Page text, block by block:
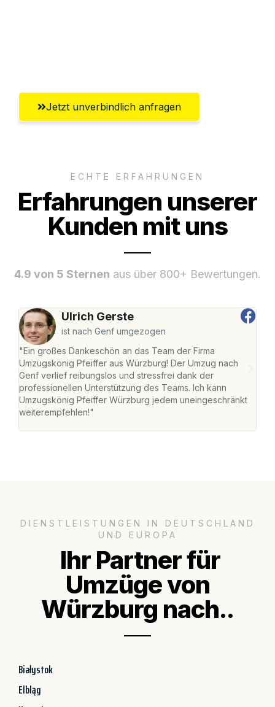
Jetzt unverbindlich anfragen
ECHTE ERFAHRUNGEN
Erfahrungen unserer
Kunden mit uns
4.9 von 5 Sternen aus über 800+ Bewertungen.
Ulrich Gerste
ist nach Genf umgezogen
"Ein großes Dankeschön an das Team der Firma
Umzugskönig Pfeiffer aus Würzburg! Der Umzug nach
Genf verlief reibungslos und stressfrei dank der
professionellen Unterstützung des Teams. Ich kann
Umzugskönig Pfeiffer Würzburg jedem uneingeschränkt
weiterempfehlen!"
DIENSTLEISTUNGEN IN DEUTSCHLAND
UND EUROPA
Ihr Partner für
Umzüge von
Würzburg nach..
Białystok
Elbląg